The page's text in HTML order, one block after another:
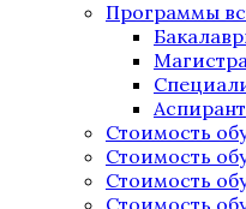
Программы
Стоимость
Стоимость
Стоимость
Стоимость